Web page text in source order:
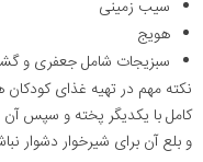
سیب زمینی
هویج
سبزیجات شامل جعفری و
نکته مهم در تهیه غذای
کامل با یکدیگر پخته و سپس
و بلع آن برای شیرخوار دشوار